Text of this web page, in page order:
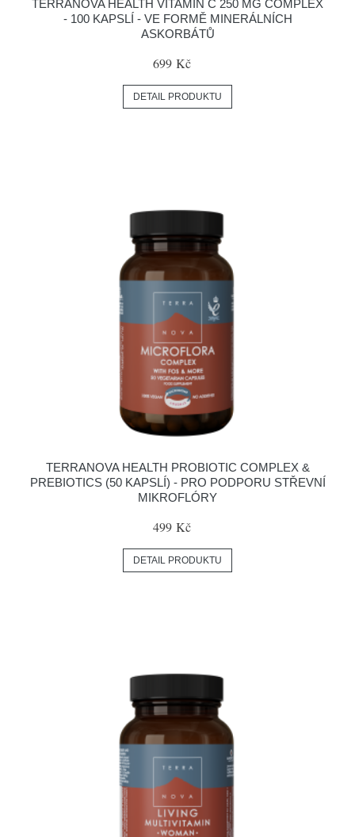
TERRANOVA HEALTH VITAMIN C 250 MG COMPLEX
- 100 KAPSLÍ - VE FORMĚ MINERÁLNÍCH
ASKORBÁTŮ
699 Kč
DETAIL PRODUKTU
TERRANOVA HEALTH PROBIOTIC COMPLEX &
PREBIOTICS (50 KAPSLÍ) - PRO PODPORU STŘEVNÍ
MIKROFLÓRY
499 Kč
DETAIL PRODUKTU